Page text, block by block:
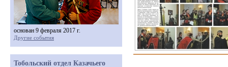
основан 9 февраля 2017 г.
Другие события
Тобольский отдел Казачьего